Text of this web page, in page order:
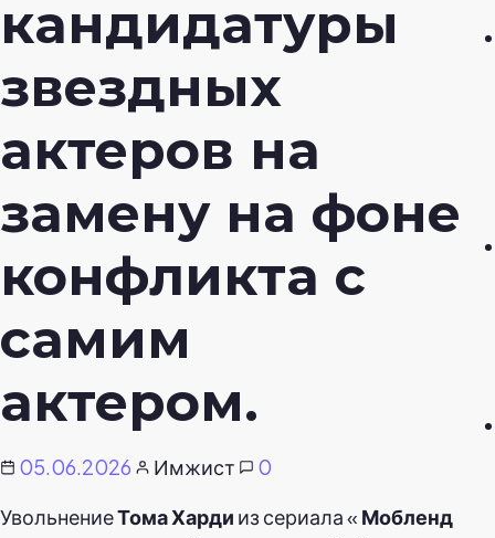
кандидатуры
звездных
актеров на
замену на фоне
конфликта с
самим
актером.
05.06.2026 Имжист
0
УвольнениеТомаХарди из сериала « Мобленд